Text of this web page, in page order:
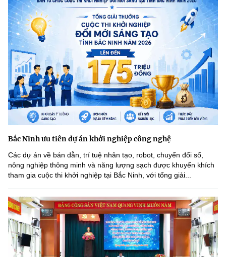
Bắc Ninh ưu tiên dự án khởi nghiệp công nghệ
Các dự án về bán dẫn, trí tuệ nhân tạo, robot, chuyển đổi số,
nông nghiệp thông minh và năng lượng sạch được khuyến khích
tham gia cuộc thi khởi nghiệp tại Bắc Ninh, với tổng giải...